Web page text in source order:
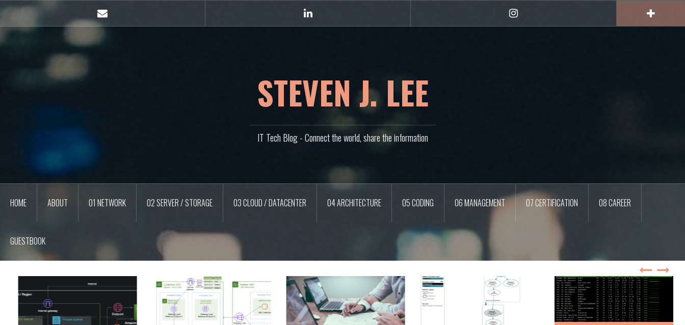
츠
mail
STEVEN J. LEE
IT Tech Blog - Connect the world, share the information
HOME ABOUT 01 NETWORK 02 SERVER / STORAGE 03 CLOUD / DATACENTER 04 ARCHITECTURE 05 CODING 06 MANAGEMENT 07 CERTIFICATION 08 CAREER
GUESTBOOK